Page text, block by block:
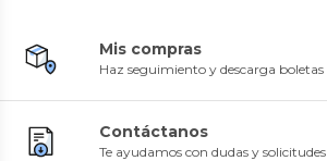
Mis compras
Haz seguimiento y descarga boletas
Contáctanos
Te ayudamos con dudas y solicitudes